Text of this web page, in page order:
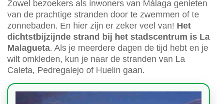
Zowel bezoekers als inwoners van Málaga genieten
van de prachtige stranden door te zwemmen of te
zonnebaden. En hier zijn er zeker veel van! Het
dichtstbijzijnde strand bij het stadscentrum is La
Malagueta. Als je meerdere dagen de tijd hebt en je
wilt omkleden, kun je naar de stranden van La
Caleta, Pedregalejo of Huelin gaan.